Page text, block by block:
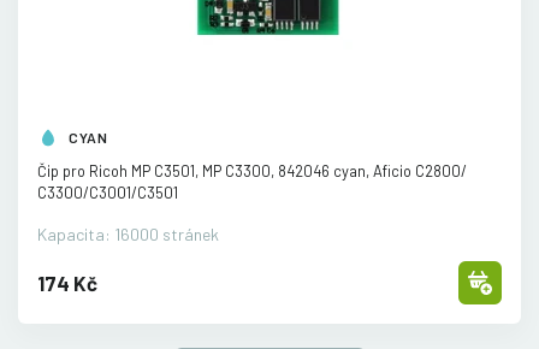
CYAN
Čip pro Ricoh MP C3501, MP C3300, 842046 cyan, Aficio C2800/
C3300/C3001/C3501
Kapacita: 16000 stránek
174 Kč